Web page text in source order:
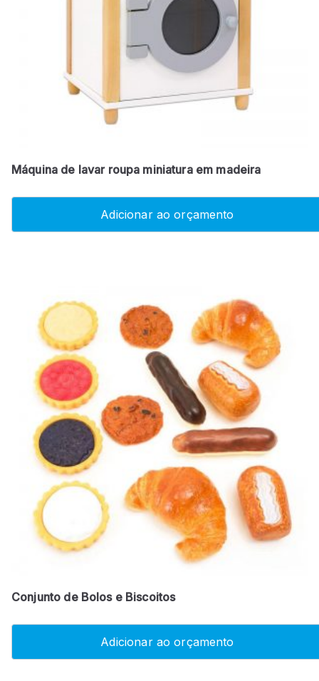
Máquina de lavar roupa miniatura em madeira
Adicionar ao orçamento
Conjunto de Bolos e Biscoitos
Adicionar ao orçamento